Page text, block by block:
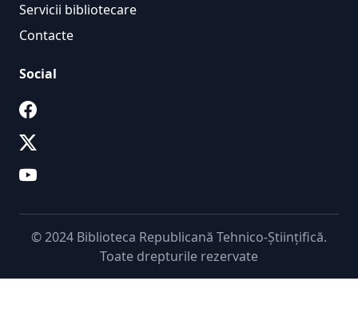
Servicii bibliotecare
Contacte
Social
© 2024 Biblioteca Republicană Tehnico-Științifică.
Toate drepturile rezervate